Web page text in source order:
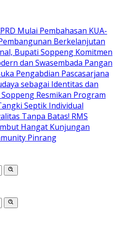
Mulai Pembahasan KUA-
Berkelanjutan
Bupati Soppeng Komitmen
dan Swasembada Pangan
Pengabdian Pascasarjana
sebagai Identitas dan
Resmikan Program
Septik Individual
Tanpa Batas! RMS
Hangat Kunjungan
Pinrang